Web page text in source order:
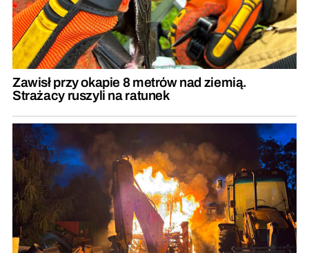
Zawisł przy okapie 8 metrów nad ziemią.
Strażacy ruszyli na ratunek